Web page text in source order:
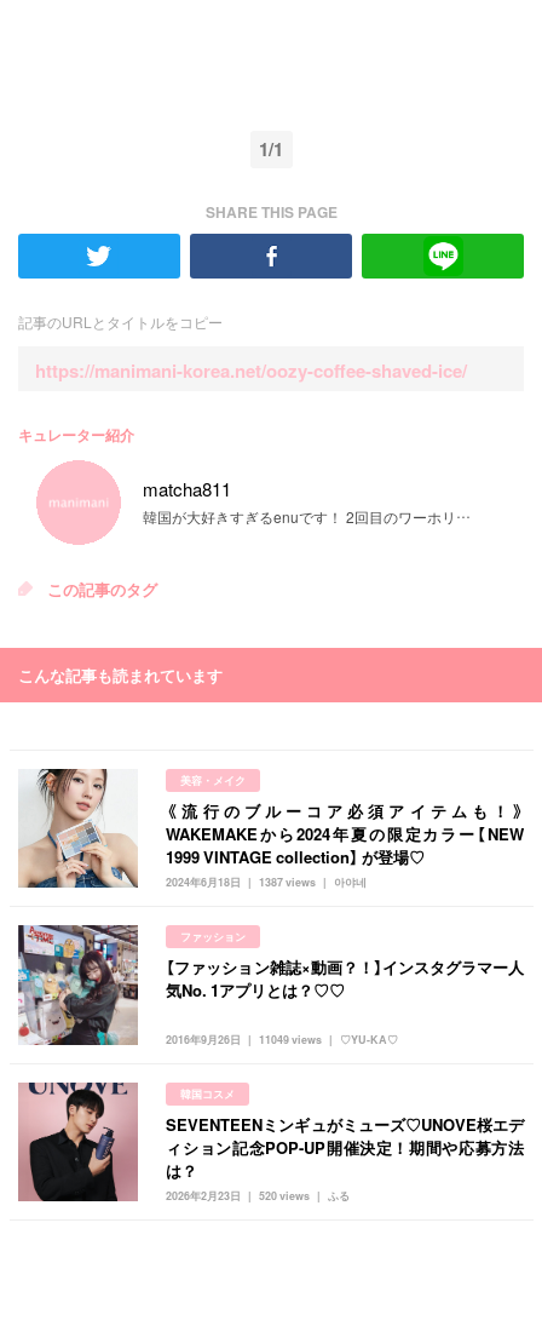
1/1
SHARE THIS PAGE
記事のURLとタイトルをコピー
https://manimani-korea.net/oozy-coffee-shaved-ice/
キュレーター紹介
matcha811
韓国が大好きすぎるenuです！ 2回目のワーホリ準備中です♡
この記事のタグ
こんな記事も読まれています
美容・メイク
2024年6月18日 아야네
1387 views
《流行のブルーコア必須アイテムも！》
WAKEMAKEから2024年夏の限定カラー【NEW
1999 VINTAGE collection】 が登場♡
ファッション
2016年9月26日 ♡YU-KA♡
11049 views
【ファッション雑誌×動画？！】インスタグラマー人
気No. 1アプリとは？♡♡
韓国コスメ
2026年2月23日 ふる
520 views
SEVENTEENミンギュがミューズ♡UNOVE桜エデ
ィション記念POP-UP開催決定！期間や応募方法
は？